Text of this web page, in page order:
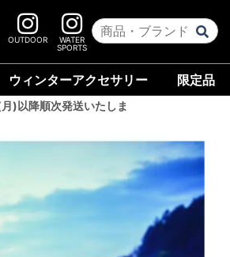
OUTDOOR
WATER
SPORTS
ウィンターアクセサリー 限定品
)以降順次発送いたしま